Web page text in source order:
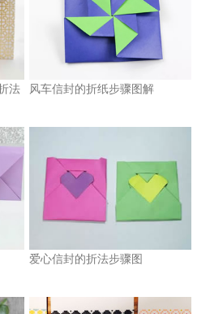
法
风车信封的折纸步骤图解
爱心信封的折法步骤图